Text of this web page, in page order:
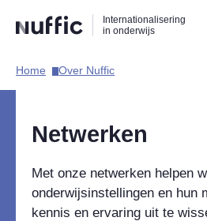
naar
zoekfunctie
naar
hoofdnavigatie
naar
inhoud
Internationalisering
in onderwijs
Hoofdnavigatie
Home​ Over Nuffic​
Netwerken
Met onze netwerken helpen
onderwijsinstellingen en hun
kennis en ervaring uit te